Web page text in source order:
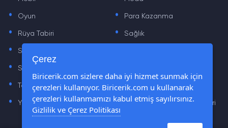
. Oyun . Para Kazanma
. Rüya Tabiri . Sağlık
. Sinema .
. Sözler
. Teknoloji Haberleri . Yaşam
. Yazılım Haberleri . Yiyecek Önerileri ve Tarifleri
Çerez
Biricerik.com sizlere daha iyi hizmet sunmak için
çerezleri kullanıyor. Biricerik.com u kullanarak
çerezleri kullanmamızı kabul etmiş sayılırsınız.
Gizlilik ve Çerez Politikası